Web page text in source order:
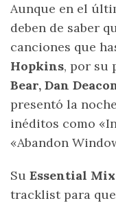
Aunque en el
deben de saber
canciones que
Hopkins, por su
Bear, Dan
presentó la
inéditos como
«Abandon
Su Essential Mix
tracklist para